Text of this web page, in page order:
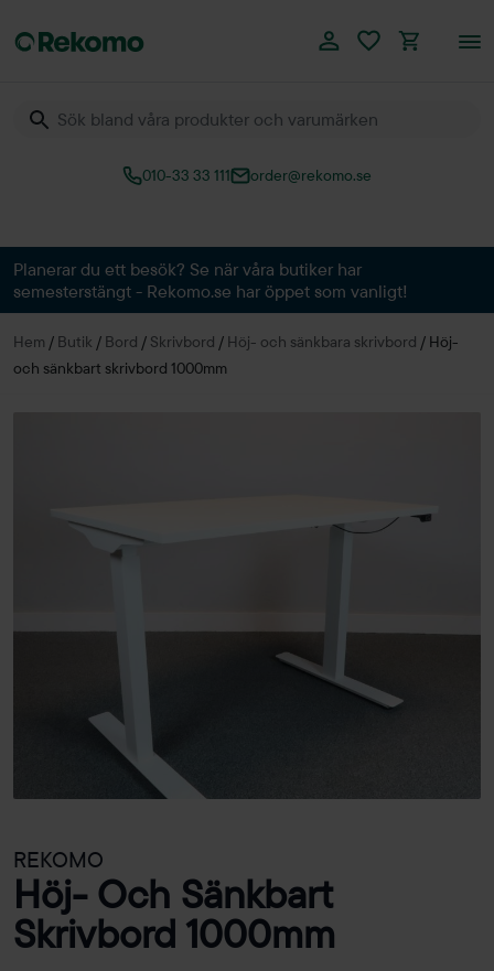
010-33 33 111 order@rekomo.se
Planerar du ett besök? Se när våra butiker har
semesterstängt - Rekomo.se har öppet som vanligt!
Hem / Butik / Bord / Skrivbord / Höj- och sänkbara skrivbord / Höj-
och sänkbart skrivbord 1000mm
REKOMO
Höj- Och Sänkbart
Skrivbord 1000mm